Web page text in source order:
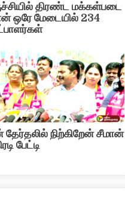
திரண்ட மக்கள்படை
ஒரே மேடையில் 234
தேர்தலில் நிற்கிறேன் சீமான்
பேட்டி